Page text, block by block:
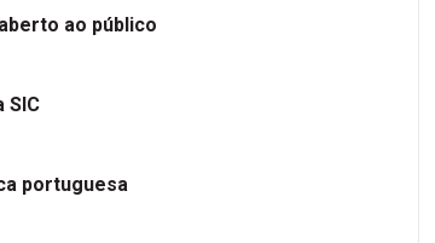
ao público
SIC
portuguesa